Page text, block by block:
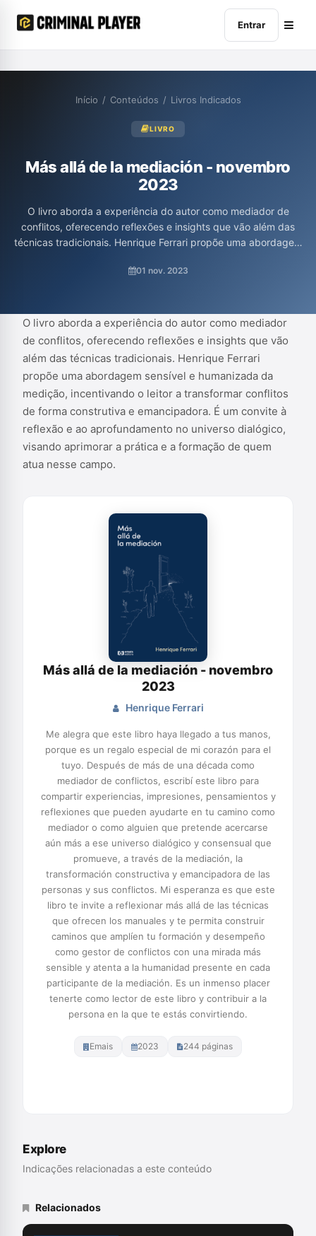
Entrar
Início / Conteúdos / Livros Indicados
LIVRO
Más allá de la mediación - novembro
2023
O livro aborda a experiência do autor como mediador de
conflitos, oferecendo reflexões e insights que vão além das
técnicas tradicionais. Henrique Ferrari propõe uma abordagem
transformar conflitos de forma construtiva e emancipadora. É
atua nesse campo.
01 nov. 2023
O livro aborda a experiência do autor como mediador
de conflitos, oferecendo reflexões e insights que vão
além das técnicas tradicionais. Henrique Ferrari
propõe uma abordagem sensível e humanizada da
medição, incentivando o leitor a transformar conflitos
de forma construtiva e emancipadora. É um convite à
reflexão e ao aprofundamento no universo dialógico,
visando aprimorar a prática e a formação de quem
atua nesse campo.
Más allá de la mediación - novembro
2023
Henrique Ferrari
Me alegra que este libro haya llegado a tus manos,
porque es un regalo especial de mi corazón para el
tuyo. Después de más de una década como
mediador de conflictos, escribí este libro para
compartir experiencias, impresiones, pensamientos y
reflexiones que pueden ayudarte en tu camino como
mediador o como alguien que pretende acercarse
aún más a ese universo dialógico y consensual que
promueve, a través de la mediación, la
transformación constructiva y emancipadora de las
personas y sus conflictos. Mi esperanza es que este
libro te invite a reflexionar más allá de las técnicas
que ofrecen los manuales y te permita construir
caminos que amplíen tu formación y desempeño
como gestor de conflictos con una mirada más
sensible y atenta a la humanidad presente en cada
participante de la mediación. Es un inmenso placer
tenerte como lector de este libro y contribuir a la
persona en la que te estás convirtiendo.
Emais 2023 244 páginas
Explore
Indicações relacionadas a este conteúdo
Relacionados